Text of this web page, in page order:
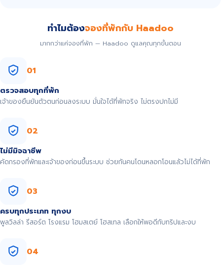
ทำไมต้องจองที่พักกับ Haadoo
มากกว่าแค่จองที่พัก — Haadoo ดูแลคุณทุกขั้นตอน
01
ตรวจสอบทุกที่พัก
เจ้าของยืนยันตัวตนก่อนลงระบบ มั่นใจได้ที่พักจริง ไม่ตรงปกไม่มี
02
ไม่มีมิจฉาชีพ
คัดกรองที่พักและเจ้าของก่อนขึ้นระบบ ช่วยกันคนโดนหลอกโอนแล้วไม่ได้ที่พัก
03
ครบทุกประเภท ทุกงบ
พูลวิลล่า รีสอร์ต โรงแรม โฮมสเตย์ โฮสเทล เลือกให้พอดีกับทริปและงบ
04